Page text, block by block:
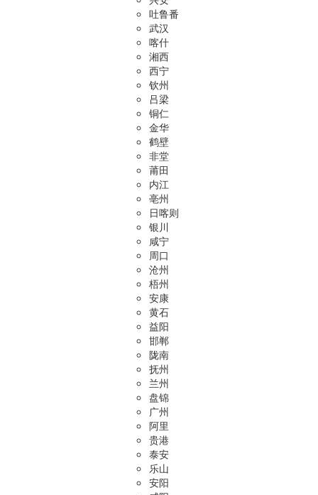
吐鲁番
武汉
喀什
湘西
西宁
钦州
吕梁
铜仁
金华
鹤壁
非堂
莆田
内江
亳州
日喀则
银川
咸宁
周口
沧州
梧州
安康
黄石
益阳
邯郸
陇南
抚州
兰州
盘锦
广州
阿里
贵港
泰安
乐山
安阳